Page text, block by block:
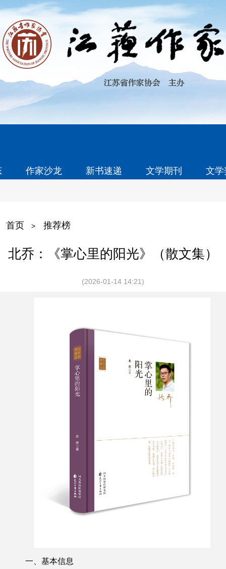
作家沙龙 新书速递 文学期刊 文
首页 > 推荐榜
北乔：《掌心里的阳光》（散文集）
(2026-01-14 14:21)
一、基本信息